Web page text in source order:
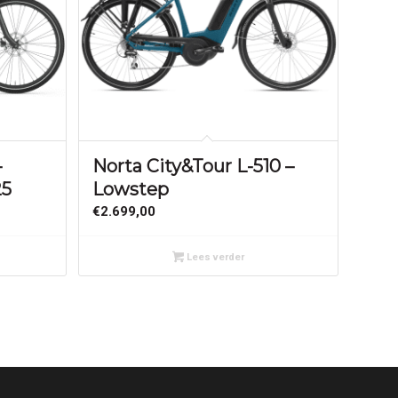
Norta City&Tour L-510 –
Lowstep
€2.699,00
Lees verder